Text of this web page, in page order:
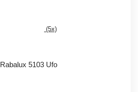
(5x)
Rabalux 5103 Ufo